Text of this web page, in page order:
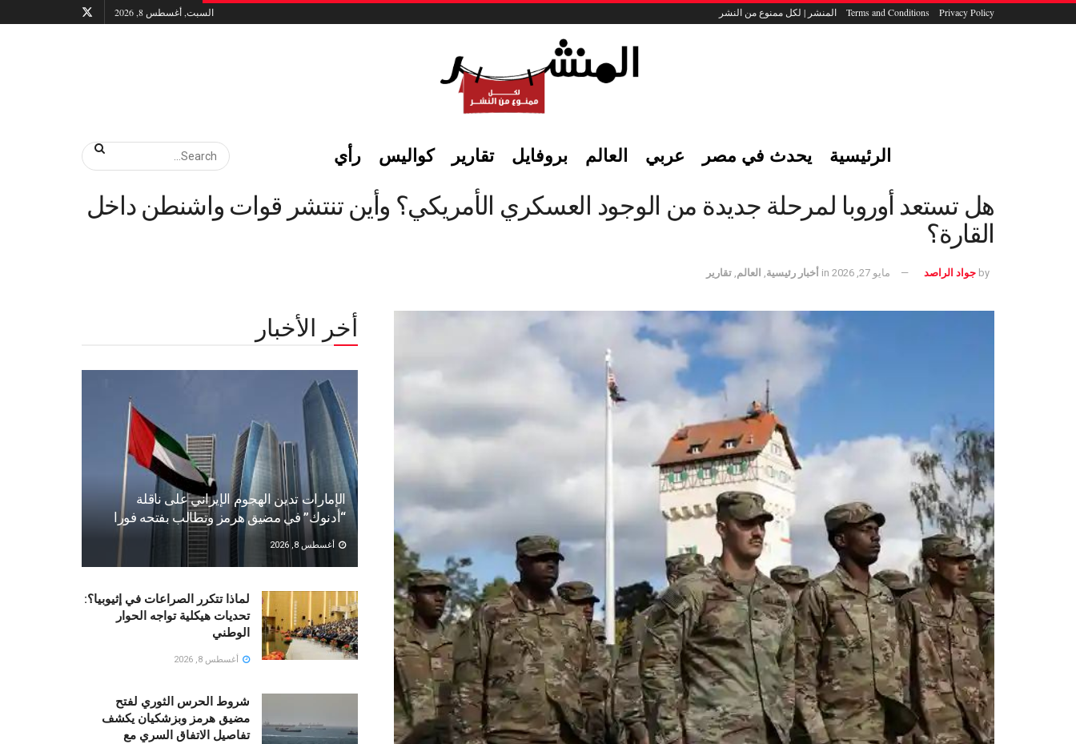
Privacy Policy
Terms and Conditions المنشر | لكل ممنوع من النشر السبت, أغسطس 8, 2026
الرئيسية يحدث في مصر عربي العالم بروفايل تقارير كواليس رأي
هل تستعد أوروبا لمرحلة جديدة من الوجود العسكري الأمريكي؟ وأين تنتشر قوات واشنطن داخل
القارة؟
by جواد الراصد مايو 27, 2026 in أخبار رئيسية العالم تقارير
أخر الأخبار
الإمارات تدين الهجوم الإيراني على ناقلة
“أدنوك” في مضيق هرمز وتطالب بفتحه فورا
أغسطس 8, 2026
لماذا تتكرر الصراعات في إثيوبيا؟:
تحديات هيكلية تواجه الحوار
الوطني
أغسطس 8, 2026
شروط الحرس الثوري لفتح
مضيق هرمز وبزشكيان يكشف
تفاصيل الاتفاق السري مع